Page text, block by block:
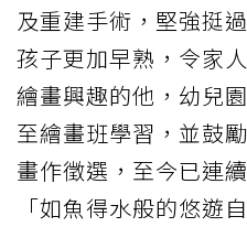
及重建手術，堅強挺
孩子更加早熟，令家
繪畫興趣的他，幼兒
至繪畫班學習，並鼓
畫作徵選，至今已連
「如魚得水般的悠遊